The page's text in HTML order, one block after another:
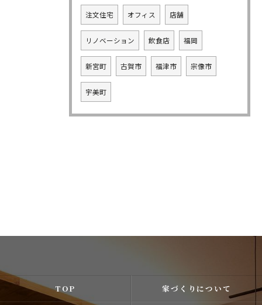
注文住宅 オフィス 店舗
リノベーション 飲食店 福岡
新宮町 古賀市 福津市 宗像市
宇美町
TOP 家づくりについて